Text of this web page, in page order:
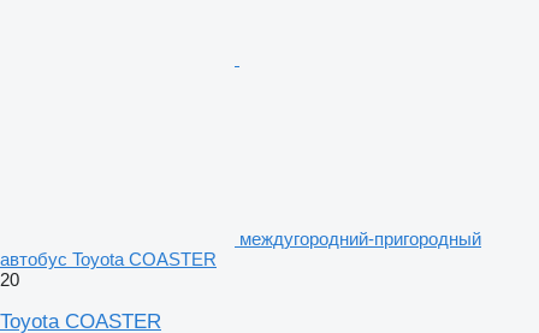
междугородний-пригородный
автобус Toyota COASTER
20
Toyota COASTER